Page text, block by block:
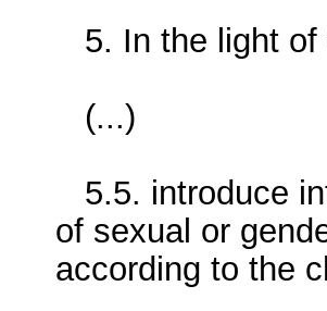
5. In the light of
(...)
5.5. introduce
of sexual or
according to the